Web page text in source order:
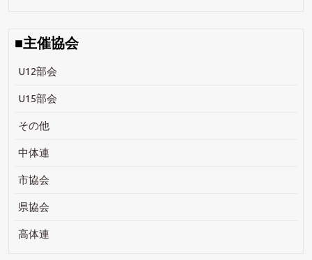
■主催協会
U12部会
U15部会
その他
中体連
市協会
県協会
高体連